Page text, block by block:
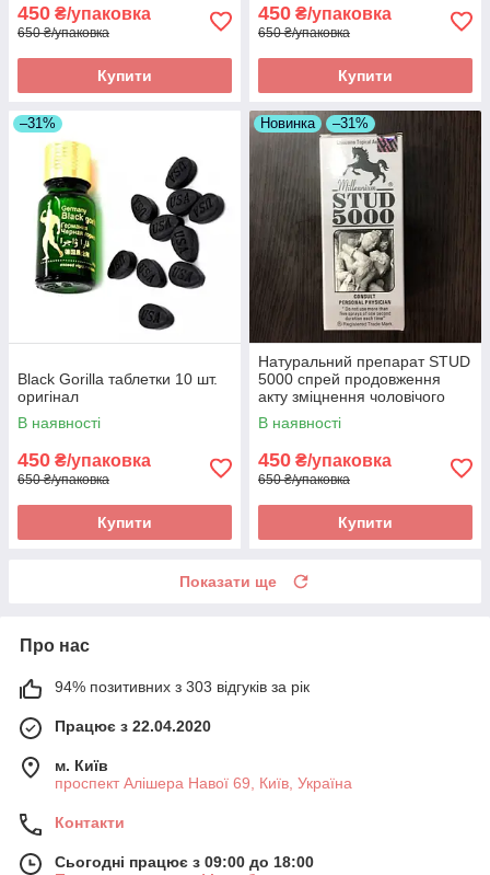
450 ₴/упаковка
650 ₴/упаковка
Купити
450 ₴/упаковка
650 ₴/упаковка
Купити
–31%
Black Gorilla таблетки 10 шт.
оригінал
В наявності
450 ₴/упаковка
650 ₴/упаковка
Купити
Новинка –31%
Натуральний препарат STUD
5000 спрей продовження
акту зміцнення чоловічого
здоров'я 2 оригінал
В наявності
450 ₴/упаковка
650 ₴/упаковка
Купити
Показати ще
Про нас
94% позитивних з 303 відгуків за рік
Працює з 22.04.2020
м. Київ
проспект Алішера Навої 69, Київ, Україна
Контакти
Сьогодні працює з 09:00 до 18:00